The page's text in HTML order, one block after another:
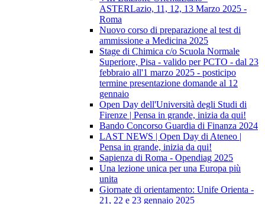
ASTERLazio, 11, 12, 13 Marzo 2025 -
Roma
Nuovo corso di preparazione al test di
ammissione a Medicina 2025
Stage di Chimica c/o Scuola Normale
Superiore, Pisa - valido per PCTO - dal 23
febbraio all'1 marzo 2025 - posticipo
termine presentazione domande al 12
gennaio
Open Day dell'Università degli Studi di
Firenze | Pensa in grande, inizia da qui!
Bando Concorso Guardia di Finanza 2024
LAST NEWS | Open Day di Ateneo |
Pensa in grande, inizia da qui!
Sapienza di Roma - Opendiag 2025
Una lezione unica per una Europa più
unita
Giornate di orientamento: Unife Orienta -
21, 22 e 23 gennaio 2025